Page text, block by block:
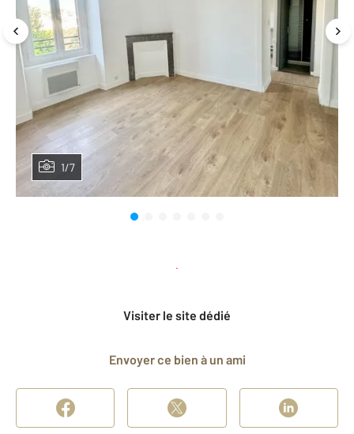
1/7
Visiter le site dédié
Envoyer ce bien à un ami